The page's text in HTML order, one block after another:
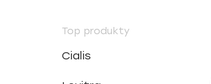
Top produkty
Cialis